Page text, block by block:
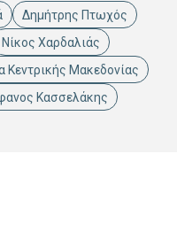
Δημήτρης Πτωχός
Νίκος Χαρδαλιάς
Κεντρικής Μακεδονίας
Κασσελάκης